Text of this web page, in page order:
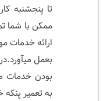
تا پنجشنبه
ممکن با شما
ارائه خدمات
بعمل
بودن خدمات
به تعمير پنکه